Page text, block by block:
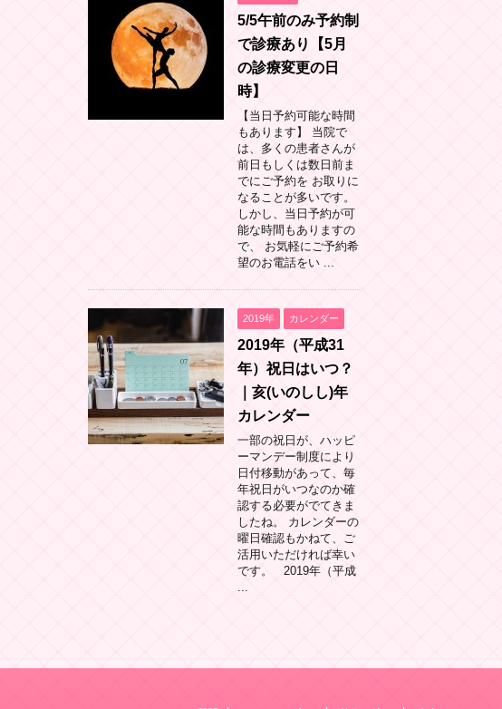
5/5午前のみ予約制
で診療あり【5月
の診療変更の日
時】
【当日予約可能な時間
もあります】 当院で
は、多くの患者さんが
前日もしくは数日前ま
でにご予約を お取りに
なることが多いです。
しかし、当日予約が可
能な時間もありますの
で、 お気軽にご予約希
望のお電話をい ...
2019年 カレンダー
2019年（平成31
年）祝日はいつ？
｜亥(いのしし)年
カレンダー
一部の祝日が、ハッピ
ーマンデー制度により
日付移動があって、毎
年祝日がいつなのか確
認する必要がでてきま
したね。 カレンダーの
曜日確認もかねて、ご
活用いただければ幸い
です。 2019年（平成